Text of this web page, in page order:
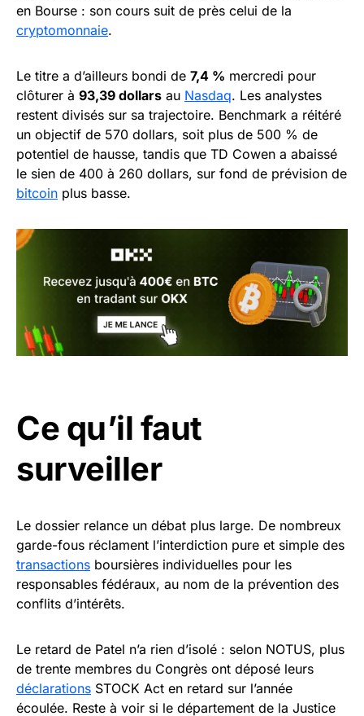
en Bourse : son cours suit de près celui de la
cryptomonnaie.
Le titre a d’ailleurs bondi de 7,4 % mercredi pour
clôturer à 93,39 dollars au Nasdaq. Les analystes
restent divisés sur sa trajectoire. Benchmark a réitéré
un objectif de 570 dollars, soit plus de 500 % de
potentiel de hausse, tandis que TD Cowen a abaissé
le sien de 400 à 260 dollars, sur fond de prévision de
bitcoin plus basse.
Ce qu’il faut
surveiller
Le dossier relance un débat plus large. De nombreux
garde-fous réclament l’interdiction pure et simple des
transactions boursières individuelles pour les
responsables fédéraux, au nom de la prévention des
conflits d’intérêts.
Le retard de Patel n’a rien d’isolé : selon NOTUS, plus
de trente membres du Congrès ont déposé leurs
déclarations STOCK Act en retard sur l’année
écoulée. Reste à voir si le département de la Justice